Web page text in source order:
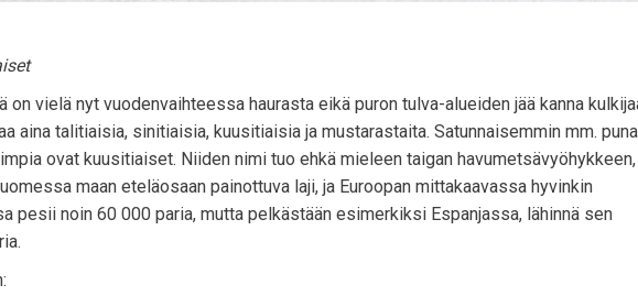
on vielä nyt vuodenvaihteessa haurasta eikä puron tulva-alueiden jää kanna
aina talitiaisia, sinitiaisia, kuusitiaisia ja mustarastaita. Satunnaisemmin mm.
ovat kuusitiaiset. Niiden nimi tuo ehkä mieleen taigan
maan eteläosaan painottuva laji, ja Euroopan mittakaavassa hyvinkin
pesii noin 60 000 paria, mutta pelkästään esimerkiksi Espanjassa, lähinnä sen